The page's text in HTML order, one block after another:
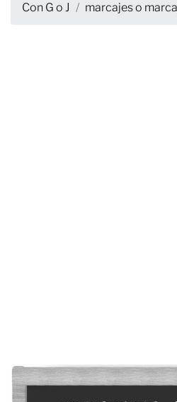
Con G o J marcajes o